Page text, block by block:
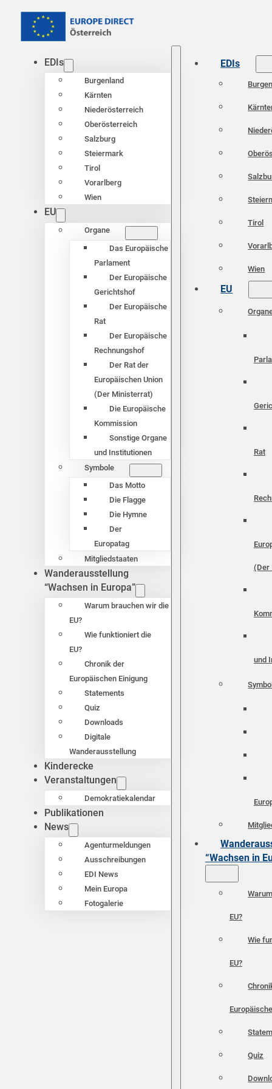
EDIs
Burgenland
Kärnten
Niederösterreich
Oberösterreich
Salzburg
Steiermark
Tirol
Vorarlberg
Wien
EU
Organe
Das Europäische
Parlament
Der Europäische
Gerichtshof
Der Europäische
Rat
Der Europäische
Rechnungshof
Der Rat der
Europäischen Union
(Der Ministerrat)
Die Europäische
Kommission
Sonstige Organe
und Institutionen
Symbole
Das Motto
Die Flagge
Die Hymne
Der
Europatag
Mitgliedstaaten
Wanderausstellung
“Wachsen in Europa”
Warum brauchen wir die
EU?
Wie funktioniert die
EU?
Chronik der
Europäischen Einigung
Statements
Quiz
Downloads
Digitale
Wanderausstellung
Kinderecke
Veranstaltungen
Demokratiekalendar
Publikationen
News
Agenturmeldungen
Ausschreibungen
EDI News
Mein Europa
Fotogalerie
EDIs
Tirol
Wien
EU
Rat
(Der
und
“Wachsen in
EU?
Wie
EU?
Quiz